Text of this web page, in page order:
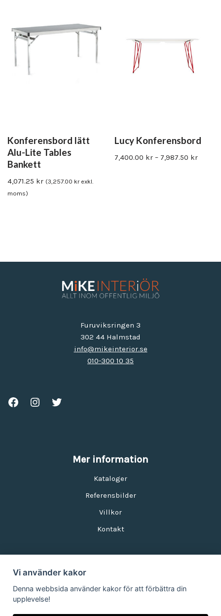
Konferensbord lätt
Alu-Lite Tables
Bankett
4,071.25 kr (3,257.00 krexkl.
moms)
Lucy Konferensbord
7,400.00 kr – 7,987.50 kr
Furuviksringen 3
302 44 Halmstad
info@mikeinterior.se
010-300 10 35
Mer information
Kataloger
Referensbilder
Villkor
Kontakt
Vi använder kakor
Denna webbsida använder kakor för att förbättra din
upplevelse!